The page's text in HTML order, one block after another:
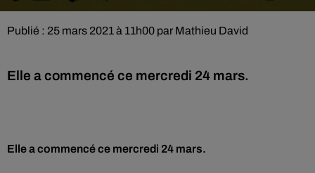
Publié : 25 mars 2021 à 11h00 par Mathieu David
Elle a commencé ce mercredi 24 mars.
Elle a commencé ce mercredi 24 mars.